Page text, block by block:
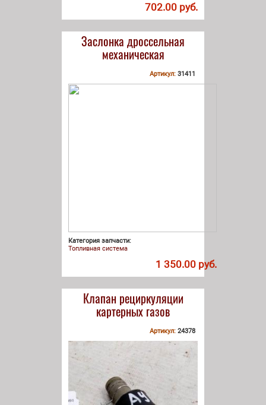
702.00 руб.
Заслонка дроссельная
механическая
Артикул: 31411
Категория запчасти:
Топливная система
1 350.00 руб.
Клапан рециркуляции
картерных газов
Артикул: 24378